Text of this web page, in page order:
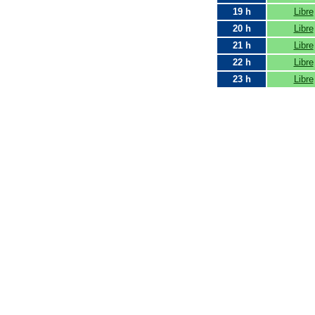
19 h
Libre
20 h
Libre
21 h
Libre
22 h
Libre
23 h
Libre